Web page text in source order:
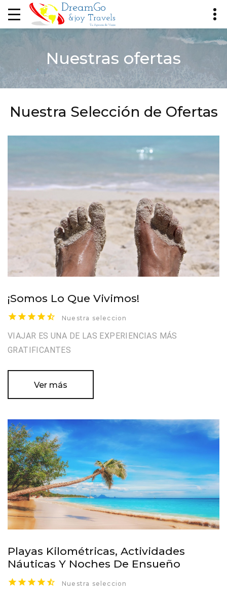
Nuestras ofertas
Nuestra Selección de Ofertas
¡Somos Lo Que Vivimos!
Nuestra seleccion
VIAJAR ES UNA DE LAS EXPERIENCIAS MÁS
GRATIFICANTES
Ver más
Playas Kilométricas, Actividades
Náuticas Y Noches De Ensueño
Nuestra seleccion